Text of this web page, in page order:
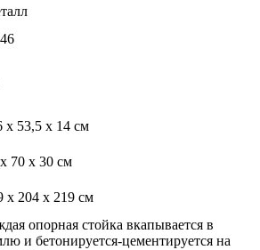
х 53,5 х 14 см
70 х 30 см
x 204 х 219 см
опорная стойка вкапывается в
и бетонируется-цементируется на